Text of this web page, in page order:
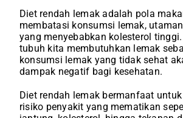
Diet rendah lemak adalah pola
membatasi konsumsi lemak,
yang menyebabkan kolesterol
tubuh kita membutuhkan lemak
konsumsi lemak yang tidak sehat
dampak negatif bagi kesehatan.
Diet rendah lemak bermanfaat
risiko penyakit yang mematikan